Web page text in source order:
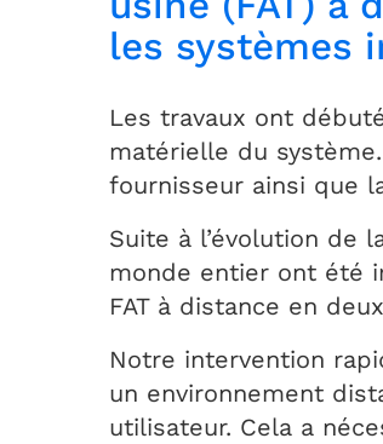
les systèmes
Les travaux ont
matérielle du
fournisseur ainsi que
Suite à l’évolution de
monde entier ont été
FAT à distance en
Notre intervention
un environnement
utilisateur. Cela a